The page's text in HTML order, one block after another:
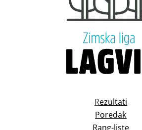
Rezultati
Poredak
Rang-liste